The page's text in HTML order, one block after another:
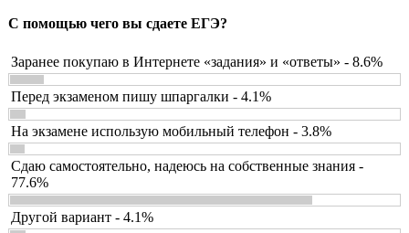
С помощью чего вы сдаете ЕГЭ?
Заранее покупаю в Интернете «задания» и «ответы» - 8.6%
Перед экзаменом пишу шпаргалки - 4.1%
На экзамене использую мобильный телефон - 3.8%
Сдаю самостоятельно, надеюсь на собственные знания -
77.6%
Другой вариант - 4.1%